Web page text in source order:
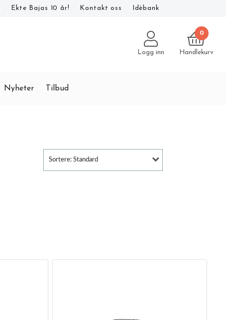
Ekte Bajas 10 år! Kontakt oss
Idèbank
Logg inn
0
Handlekurv
Nyheter Tilbud
Sortere: Standard